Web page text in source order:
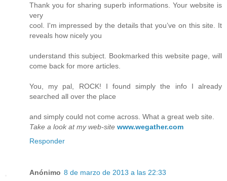
Thank you for sharing superb informations. Your website is
very
cool. I'm impressed by the details that you’ve on this site. It
reveals how nicely you
understand this subject. Bookmarked this website page, will
come back for more articles.
You, my pal, ROCK! I found simply the info I already
searched all over the place
and simply could not come across. What a great web site.
Take a look at my web-site www.wegather.com
Responder
Anónimo 8 de marzo de 2013 a las 22:33